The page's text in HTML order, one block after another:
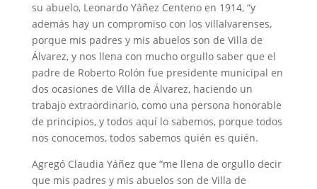
su abuelo, Leonardo Yáñez Centeno en 1914, “y
además hay un compromiso con los villalvarenses,
porque mis padres y mis abuelos son de Villa de
Álvarez, y nos llena con mucho orgullo saber que el
padre de Roberto Rolón fue presidente municipal en
dos ocasiones de Villa de Álvarez, haciendo un
trabajo extraordinario, como una persona honorable
de principios, y todos aquí lo sabemos, porque todos
nos conocemos, todos sabemos quién es quién.
Agregó Claudia Yáñez que “me llena de orgullo decir
que mis padres y mis abuelos son de Villa de